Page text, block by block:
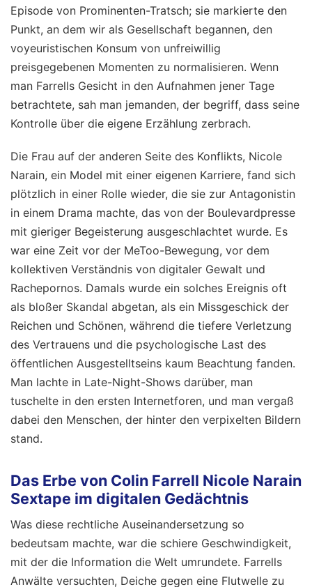
Episode von Prominenten-Tratsch; sie markierte den
Punkt, an dem wir als Gesellschaft begannen, den
voyeuristischen Konsum von unfreiwillig
preisgegebenen Momenten zu normalisieren. Wenn
man Farrells Gesicht in den Aufnahmen jener Tage
betrachtete, sah man jemanden, der begriff, dass seine
Kontrolle über die eigene Erzählung zerbrach.
Die Frau auf der anderen Seite des Konflikts, Nicole
Narain, ein Model mit einer eigenen Karriere, fand sich
plötzlich in einer Rolle wieder, die sie zur Antagonistin
in einem Drama machte, das von der Boulevardpresse
mit gieriger Begeisterung ausgeschlachtet wurde. Es
war eine Zeit vor der MeToo-Bewegung, vor dem
kollektiven Verständnis von digitaler Gewalt und
Rachepornos. Damals wurde ein solches Ereignis oft
als bloßer Skandal abgetan, als ein Missgeschick der
Reichen und Schönen, während die tiefere Verletzung
des Vertrauens und die psychologische Last des
öffentlichen Ausgestelltseins kaum Beachtung fanden.
Man lachte in Late-Night-Shows darüber, man
tuschelte in den ersten Internetforen, und man vergaß
dabei den Menschen, der hinter den verpixelten Bildern
stand.
Das Erbe von Colin Farrell Nicole Narain
Sextape im digitalen Gedächtnis
Was diese rechtliche Auseinandersetzung so
bedeutsam machte, war die schiere Geschwindigkeit,
mit der die Information die Welt umrundete. Farrells
Anwälte versuchten, Deiche gegen eine Flutwelle zu